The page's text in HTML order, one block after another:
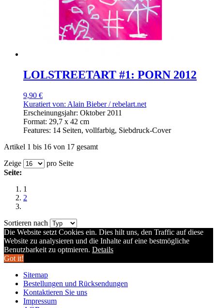
LOLSTREETART #1: PORN 2012
9,90 €
Kuratiert von: Alain Bieber /rebelart.net
Erscheinungsjahr: Oktober 2011
Format: 29,7 x 42 cm
Features: 14 Seiten, vollfarbig, Siebdruck-Cover
Artikel 1 bis 16 von 17 gesamt
Zeige
pro Seite
Seite:
1
2
Sortieren nach
Die Website setzt Cookies ein. Dies hilt uns, den Traffic auf diese
Website zu analysieren und die Inhalte auf eine bestmögliche
Benutzbarkeit zu optmieren. Details
Got it!
Sitemap
Bestellungen und Rücksendungen
Kontaktieren Sie uns
Impressum